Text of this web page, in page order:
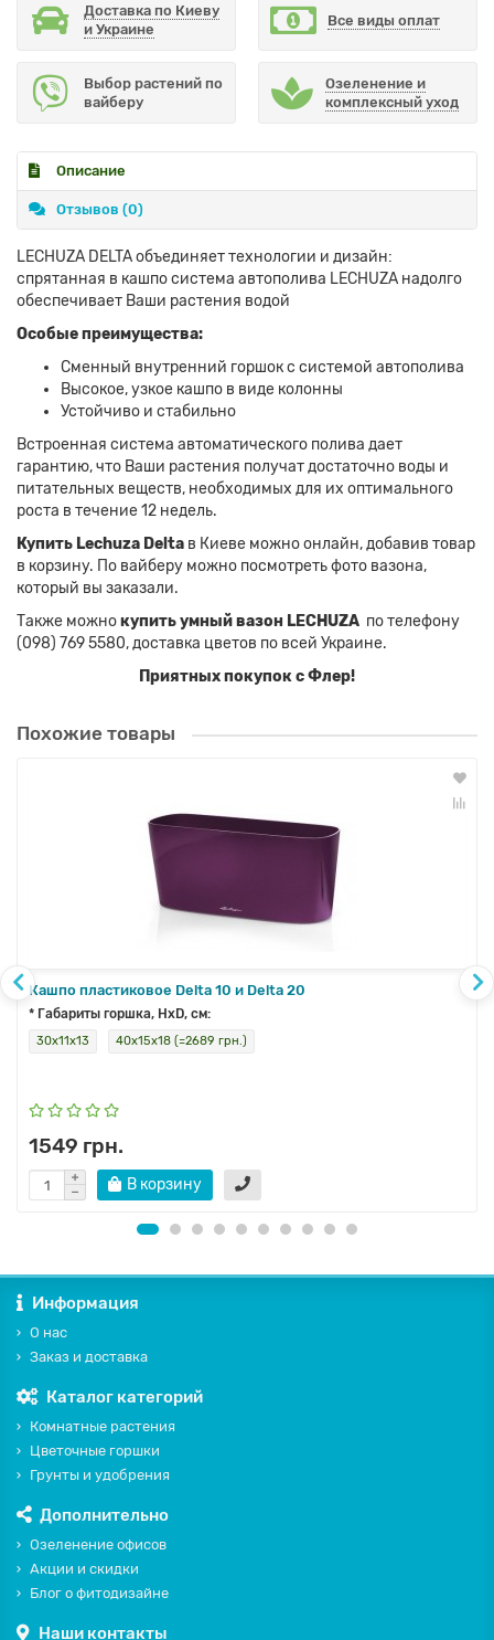
Доставка по Киеву
и Украине
Все виды оплат
Выбор растений по
вайберу
Озеленение и
комплексный уход
Описание
Отзывов (0)
LECHUZA DELTA объединяет технологии и дизайн:
спрятанная в кашпо система автополива LECHUZA надолго
обеспечивает Ваши растения водой
Особые преимущества:
Сменный внутренний горшок с системой автополива
Высокое, узкое кашпо в виде колонны
Устойчиво и стабильно
Встроенная система автоматического полива дает
гарантию, что Ваши растения получат достаточно воды и
питательных веществ, необходимых для их оптимального
роста в течение 12 недель.
Купить Lechuza Delta в Киеве можно онлайн, добавив товар
в корзину. По вайберу можно посмотреть фото вазона,
который вы заказали.
Также можнокупить умный вазон LECHUZA по телефону
(098) 769 5580, доставка цветов по всей Украине.
Приятных покупок с Флер!
Похожие товары
Кашпо пластиковое Delta 10 и Delta 20
* Габариты горшка, HxD, см:
30х11х13 40х15х18 (=2689 грн.)
1549 грн.
В корзину
Информация
О нас
Заказ и доставка
Каталог категорий
Комнатные растения
Цветочные горшки
Грунты и удобрения
Дополнительно
Озеленение офисов
Акции и скидки
Блог о фитодизайне
Наши контакты